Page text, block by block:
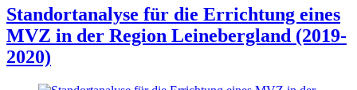
Standortanalyse für die Errichtung eines
MVZ in der Region Leinebergland (2019-
2020)